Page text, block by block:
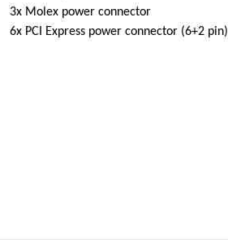
3x Molex power connector
6x PCI Express power connector (6+2 pin)